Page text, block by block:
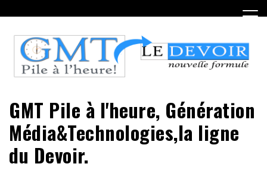
to
content
GMT Pile à l'heure, Génération
Média&Technologies,la ligne
du Devoir.